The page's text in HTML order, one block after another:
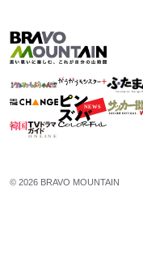
© 2026 BRAVO MOUNTAIN